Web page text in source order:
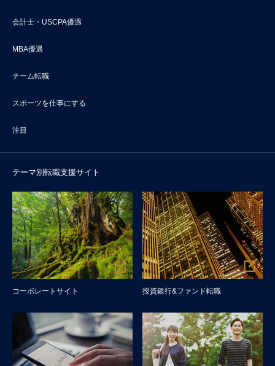
会計士・USCPA優遇
MBA優遇
チーム転職
スポーツを仕事にする
注目
テーマ別転職支援サイト
コーポレートサイト 投資銀行&ファンド転職